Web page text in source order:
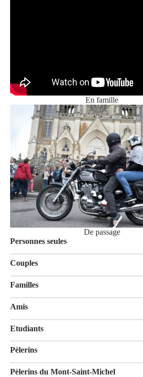
En famille
De passage
Personnes seules
Couples
Familles
Amis
Etudiants
Pèlerins
Pèlerins du Mont-Saint-Michel